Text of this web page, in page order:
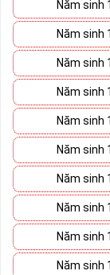
mọi điều tốt đẹp và
Lợi ích
Năm sinh
Năm sinh
Năm sinh
Năm sinh
Năm sinh
Năm sinh
Năm sinh
Năm sinh
Năm sinh
Năm sinh